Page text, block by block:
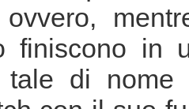
finiscono in
di nome